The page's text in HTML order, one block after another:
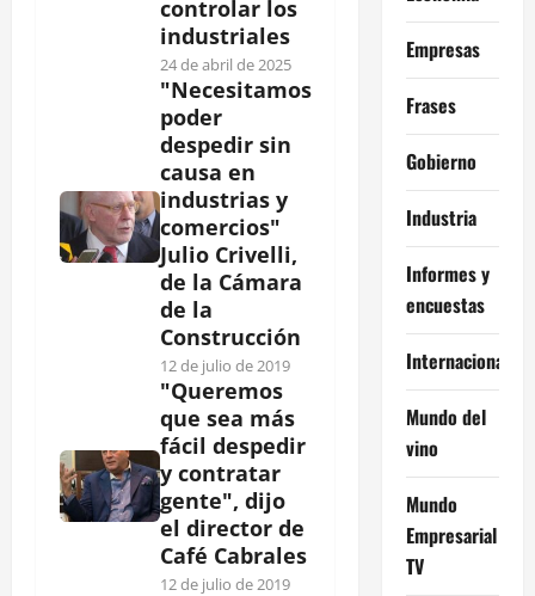
controlar los
industriales
24 de abril de 2025
"Necesitamos
poder
despedir sin
causa en
industrias y
comercios"
Julio Crivelli,
de la Cámara
de la
Construcción
12 de julio de 2019
"Queremos
que sea más
fácil despedir
y contratar
gente", dijo
el director de
Café Cabrales
12 de julio de 2019
Empresas
Frases
Gobierno
Industria
Informes y
encuestas
Internacional
Mundo del
vino
Mundo
Empresarial
TV